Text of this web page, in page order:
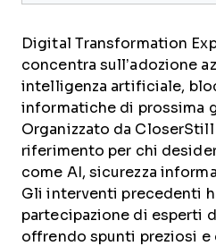
Digital Transformation
concentra sull’adozione
intelligenza artificiale,
informatiche di prossima
Organizzato da
riferimento per chi
come AI, sicurezza
Gli interventi precedenti
partecipazione di esperti
offrendo spunti preziosi e